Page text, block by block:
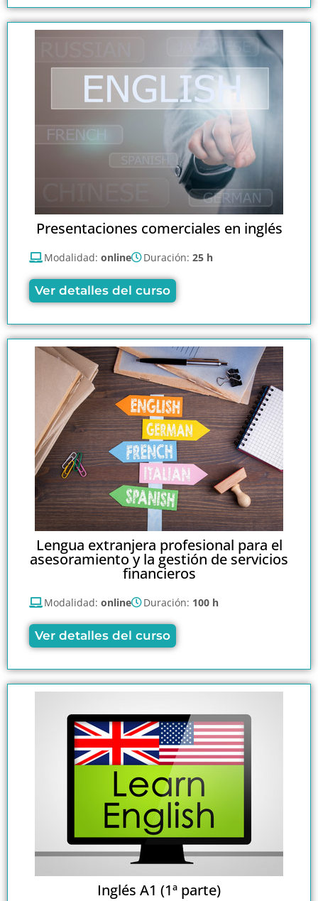
Presentaciones comerciales en inglés
Modalidad: online Duración: 25 h
Ver detalles del curso
Lengua extranjera profesional para el
asesoramiento y la gestión de servicios
financieros
Modalidad: online Duración: 100 h
Ver detalles del curso
Inglés A1 (1ª parte)